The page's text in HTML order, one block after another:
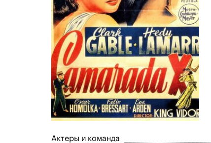
Актеры и команда